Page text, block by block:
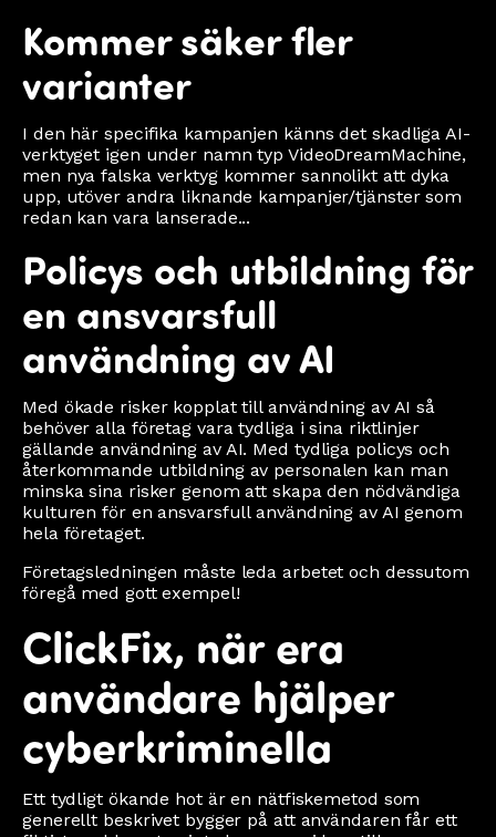
Kommer säker fler
varianter
I den här specifika kampanjen känns det skadliga AI-
verktyget igen under namn typ VideoDreamMachine,
men nya falska verktyg kommer sannolikt att dyka
upp, utöver andra liknande kampanjer/tjänster som
redan kan vara lanserade...
Policys och utbildning för
en ansvarsfull
användning av AI
Med ökade risker kopplat till användning av AI så
behöver alla företag vara tydliga i sina riktlinjer
gällande användning av AI. Med tydliga policys och
återkommande utbildning av personalen kan man
minska sina risker genom att skapa den nödvändiga
kulturen för en ansvarsfull användning av AI genom
hela företaget.
Företagsledningen måste leda arbetet och dessutom
föregå med gott exempel!
ClickFix, när era
användare hjälper
cyberkriminella
Ett tydligt ökande hot är en nätfiskemetod som
generellt beskrivet bygger på att användaren får ett